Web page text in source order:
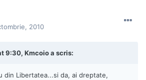
2010
9:30, Kmcoio a scris:
din Libertatea...si da, ai dreptate,